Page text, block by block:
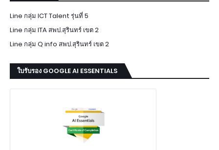
Line กลุ่ม ICT Talent รุ่นที่ 5
Line กลุ่ม ITA สพป.สุรินทร์ เขต 2
Line กลุ่ม Q info สพป.สุรินทร์ เขต 2
ใบรับรอง GOOGLE AI ESSENTIALS